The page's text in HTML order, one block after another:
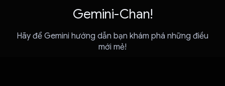
Gemini-Chan!
Hãy để Gemini hướng dẫn bạn khám phá những điều
mới mẻ!